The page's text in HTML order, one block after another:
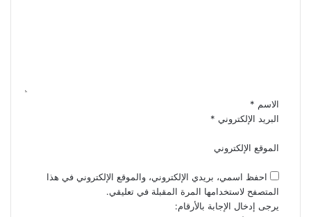
الاسم *
البريد الإلكتروني *
الموقع الإلكتروني
احفظ اسمي، بريدي الإلكتروني، والموقع الإلكتروني في هذا
المتصفح لاستخدامها المرة المقبلة في تعليقي.
يرجى إدخال الإجابة بالأرقام: